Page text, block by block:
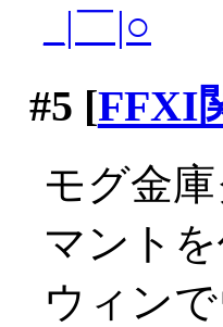
_|￣|○
#5 [FFXI
モグ金
マント
ウィン